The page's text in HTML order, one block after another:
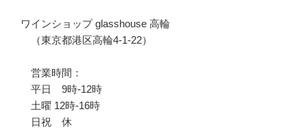
ワインショップ glasshouse 高輪
（東京都港区高輪4-1-22）
営業時間：
平日 9時-12時
土曜 12時-16時
日祝 休